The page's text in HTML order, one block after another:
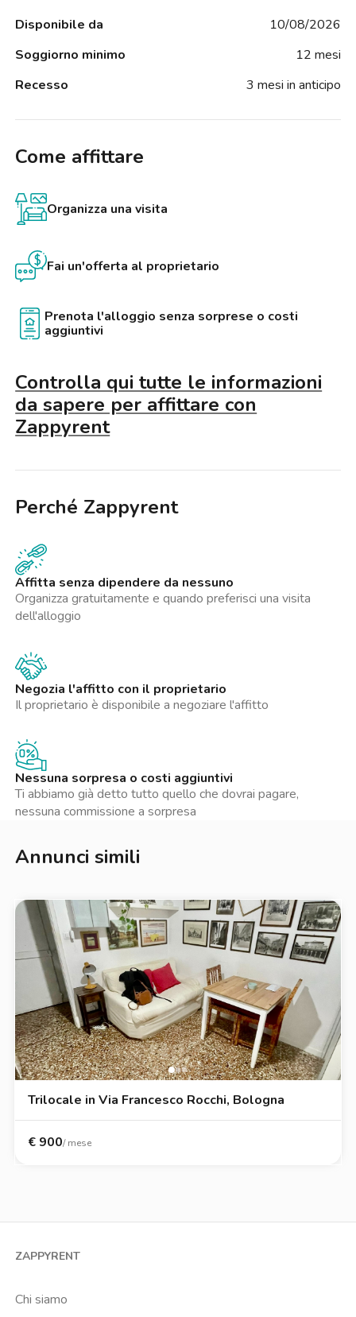
Disponibile da
10/08/2026
Soggiorno minimo
12 mesi
Recesso
3 mesi in anticipo
Come affittare
Organizza una visita
Fai un'offerta al proprietario
Prenota l'alloggio senza sorprese o costi
aggiuntivi
Controlla qui tutte le informazioni
da sapere per affittare con
Zappyrent
Perché Zappyrent
Affitta senza dipendere da nessuno
Organizza gratuitamente e quando preferisci una visita
dell'alloggio
Negozia l'affitto con il proprietario
Il proprietario è disponibile a negoziare l'affitto
Nessuna sorpresa o costi aggiuntivi
Ti abbiamo già detto tutto quello che dovrai pagare,
nessuna commissione a sorpresa
Annunci simili
Trilocale in Via Francesco Rocchi, Bologna
€ 900/ mese
ZAPPYRENT
Chi siamo